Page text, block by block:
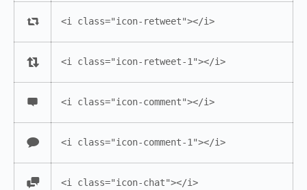
<i class="icon-retweet"></i>
<i class="icon-retweet-1"></i>
<i class="icon-comment"></i>
<i class="icon-comment-1"></i>
<i class="icon-chat"></i>